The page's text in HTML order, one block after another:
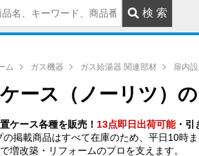
ム ガス機器 ガス給湯器 関連部材 扉内
ース（ノーリツ）
ケース各種を販売！ 13点即日出荷可能・引
の掲載商品はすべて在庫のため、平日10時
増改築・リフォームのプロを支えます。